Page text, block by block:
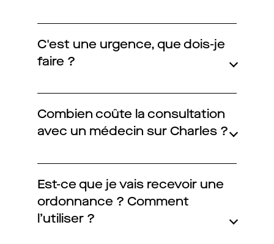
C'est une urgence, que dois-je
faire ?
Combien coûte la consultation
avec un médecin sur Charles ?
Est-ce que je vais recevoir une
ordonnance ? Comment
l’utiliser ?